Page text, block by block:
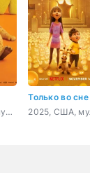
2025, Иран, мультфильм, приключения, комедия
Только во сне